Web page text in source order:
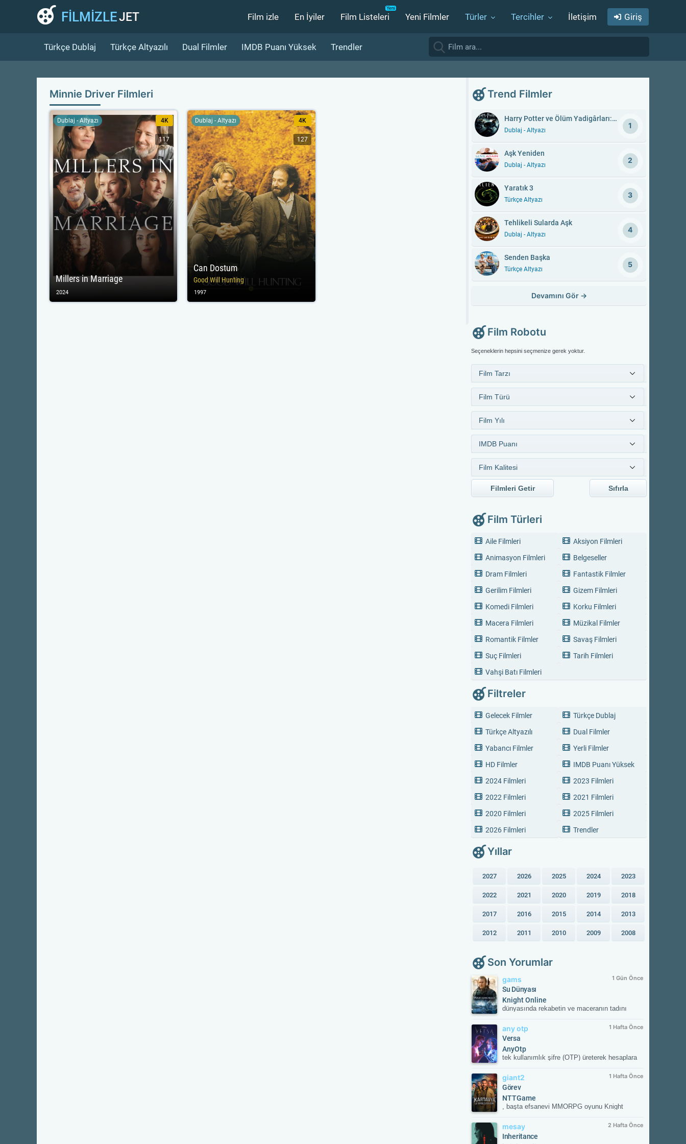
FİLMİZLEJET Film izle En İyiler Film Listeleri Yeni Filmler Türler Tercihler İletişim Giriş
Türkçe Dublaj Türkçe Altyazılı Dual Filmler IMDB Puanı Yüksek Trendler
Minnie Driver Filmleri
Millers in Marriage
Dublaj - Altyazı 4K
117
2024
Can Dostum
Good Will Hunting
Dublaj - Altyazı 4K
127
1997
Trend Filmler
Harry Potter ve Ölüm Yadigârları: Bölüm 1
Dublaj - Altyazı
1
Aşk Yeniden
Dublaj - Altyazı
2
Yaratık 3
Türkçe Altyazı
3
Tehlikeli Sularda Aşk
Dublaj - Altyazı
4
Senden Başka
Türkçe Altyazı
5
Devamını Gör →
Film Robotu
Seçeneklerin hepsini seçmenize gerek yoktur.
Filmleri Getir Sıfırla
Film Türleri
Aile Filmleri
Aksiyon Filmleri
Animasyon Filmleri
Belgeseller
Dram Filmleri
Fantastik Filmler
Gerilim Filmleri
Gizem Filmleri
Komedi Filmleri
Korku Filmleri
Macera Filmleri
Müzikal Filmler
Romantik Filmler
Savaş Filmleri
Suç Filmleri
Tarih Filmleri
Vahşi Batı Filmleri
Filtreler
Gelecek Filmler
Türkçe Dublaj
Türkçe Altyazılı
Dual Filmler
Yabancı Filmler
Yerli Filmler
HD Filmler
IMDB Puanı Yüksek
2024 Filmleri
2023 Filmleri
2022 Filmleri
2021 Filmleri
2020 Filmleri
2025 Filmleri
2026 Filmleri
Trendler
Yıllar
2027 2026 2025 2024 2023
2022 2021 2020 2019 2018
2017 2016 2015 2014 2013
2012 2011 2010 2009 2008
Son Yorumlar
gams 1 Gün Önce
Su Dünyası
Knight Online
dünyasında rekabetin ve maceranın tadını
kesintisiz oyun deneyimiyle savaşın
merkezinde yerini al. Güncel gelişmeleri takip
etmek ve resmi içeriklere ulaşmak için
NTTGame platformunu ziyaret edebilir,
karakterini zirveye taşıyacak fırsatları
any otp 1 Hafta Önce
Versa
AnyOtp
tek kullanımlık şifre (OTP) üreterek hesaplara
(2FA) uygulamasıdır. Hesabınızla
eşleştirildikten sonra her girişte uygulamanın
oluşturduğu süreli doğrulama kodunu ister;
böylece yetkisiz erişime karşı hesabınızı korur.
giant2 1 Hafta Önce
Görev
NTTGame
, başta efsanevi MMORPG oyunu Knight
ücretsiz (Free-to-Play) çevrimiçi oyunların
yayıncılığını üstlenen lider bir dijital oyun
mesay 2 Hafta Önce
Inheritance